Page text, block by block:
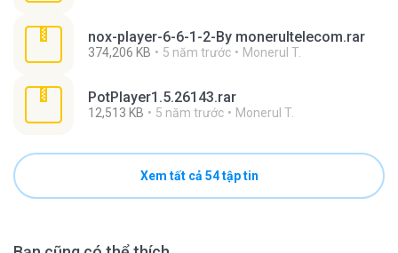
nox-player-6-6-1-2-By monerultelecom.rar
374,206 KB 5 năm trước Monerul T.
PotPlayer1.5.26143.rar
12,513 KB 5 năm trước Monerul T.
Xem tất cả 54 tập tin